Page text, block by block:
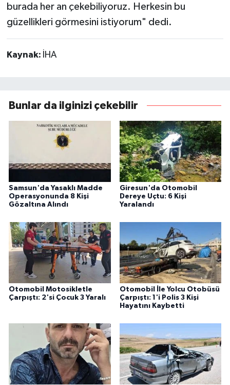
burada her an çekebiliyoruz. Herkesin bu
güzellikleri görmesini istiyorum" dedi.
Kaynak: İHA
Bunlar da ilginizi çekebilir
Samsun'da Yasaklı Madde
Operasyonunda 8 Kişi
Gözaltına Alındı
Giresun'da Otomobil
Dereye Uçtu: 6 Kişi
Yaralandı
Otomobil Motosikletle
Çarpıştı: 2'si Çocuk 3 Yaralı
Otomobil İle Yolcu Otobüsü
Çarpıştı: 1'i Polis 3 Kişi
Hayatını Kaybetti